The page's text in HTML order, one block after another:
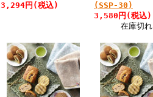
3,294円 (税込)
(SSP-30)
3,580円 (税込)
在庫切れ